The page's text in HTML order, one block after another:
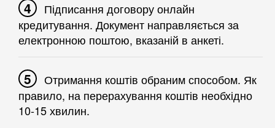
Підписання договору онлайн
кредитування. Документ направляється за
електронною поштою, вказаній в анкеті.
Отримання коштів обраним способом. Як
правило, на перерахування коштів необхідно
10-15 хвилин.